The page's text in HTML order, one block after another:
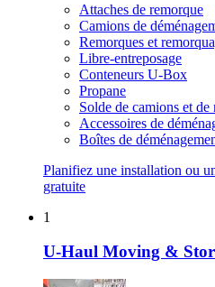
Attaches de remorque
Camions de
Remorques et
Libre-entreposage
Conteneurs U-Box
Propane
Solde de camions et de
Accessoires de
Boîtes de
Planifiez une installation ou
gratuite
1
U-Haul Moving &